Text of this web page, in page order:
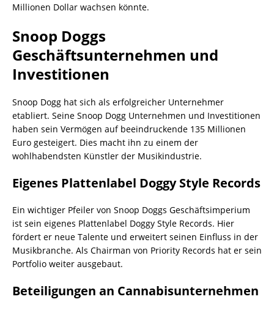
Millionen Dollar wachsen könnte.
Snoop Doggs
Geschäftsunternehmen und
Investitionen
Snoop Dogg hat sich als erfolgreicher Unternehmer
etabliert. Seine Snoop Dogg Unternehmen und Investitionen
haben sein Vermögen auf beeindruckende 135 Millionen
Euro gesteigert. Dies macht ihn zu einem der
wohlhabendsten Künstler der Musikindustrie.
Eigenes Plattenlabel Doggy Style Records
Ein wichtiger Pfeiler von Snoop Doggs Geschäftsimperium
ist sein eigenes Plattenlabel Doggy Style Records. Hier
fördert er neue Talente und erweitert seinen Einfluss in der
Musikbranche. Als Chairman von Priority Records hat er sein
Portfolio weiter ausgebaut.
Beteiligungen an Cannabisunternehmen